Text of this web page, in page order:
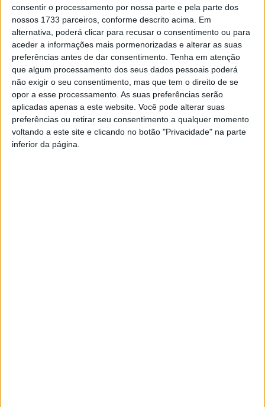
consentir o processamento por nossa parte e pela parte dos
nossos 1733 parceiros, conforme descrito acima. Em
alternativa, poderá clicar para recusar o consentimento ou para
aceder a informações mais pormenorizadas e alterar as suas
preferências antes de dar consentimento. Tenha em atenção
que algum processamento dos seus dados pessoais poderá
não exigir o seu consentimento, mas que tem o direito de se
opor a esse processamento. As suas preferências serão
aplicadas apenas a este website. Você pode alterar suas
preferências ou retirar seu consentimento a qualquer momento
voltando a este site e clicando no botão "Privacidade" na parte
inferior da página.
Esta e outras notícias para ouvir na Estação Diária – 96.8
FM ou em www.968.fm.
Pub
TAGS Solar do Vinho do Dão Tertúlias do Fontelo Viseu